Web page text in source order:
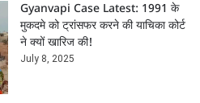
Gyanvapi Case Latest: 1991 के
मुकदमे को ट्रांसफर करने की याचिका कोर्ट
ने क्यों खारिज की!
July 8, 2025